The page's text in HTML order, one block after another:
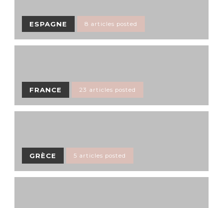
ESPAGNE 8 articles posted
FRANCE 23 articles posted
GRÈCE 5 articles posted